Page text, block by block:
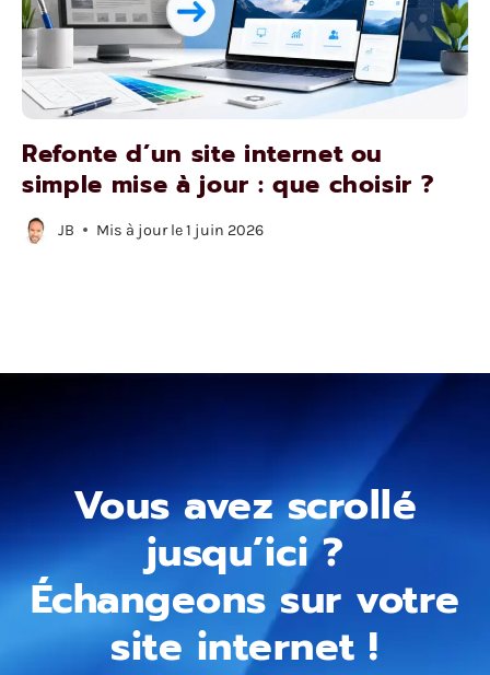
Refonte d’un site internet ou
simple mise à jour : que choisir ?
JB Mis à jour le1 juin 2026
Vous avez scrollé
jusqu’ici ?
Échangeons sur votre
site internet !